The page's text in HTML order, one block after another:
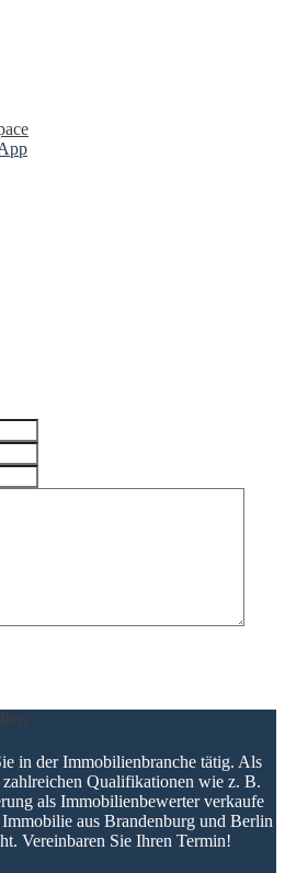
in der Immobilienbranche tätig. Als
Qualifikationen wie z. B.
als Immobilienbewerter verkaufe
aus Brandenburg und Berlin
Vereinbaren Sie Ihren Termin!